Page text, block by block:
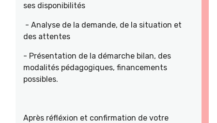
ses disponibilités
- Analyse de la demande, de la situation et
des attentes
- Présentation de la démarche bilan, des
modalités pédagogiques, financements
possibles.
Après réfléxion et confirmation de votre